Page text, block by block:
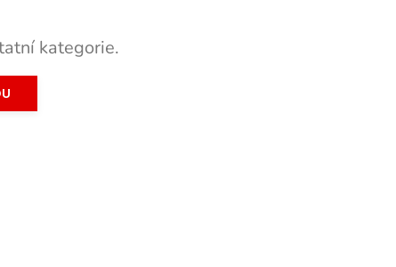
kategorie.